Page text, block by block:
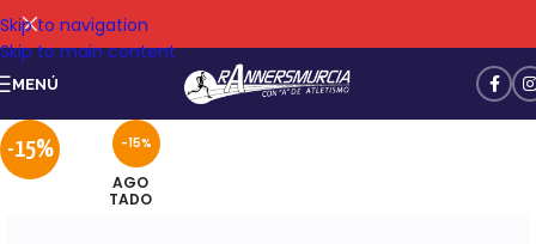
Skip to navigation
Skip to main content
MENÚ
-15%
AGO
TADO
-15%